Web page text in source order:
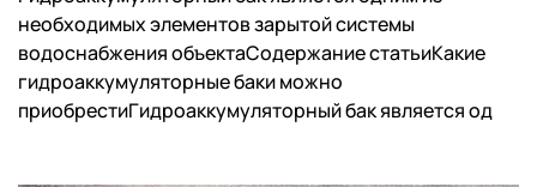
необходимых элементов зарытой системы
водоснабжения объектаСодержание статьиКакие
гидроаккумуляторные баки можно
приобрестиГидроаккумуляторный бак является од